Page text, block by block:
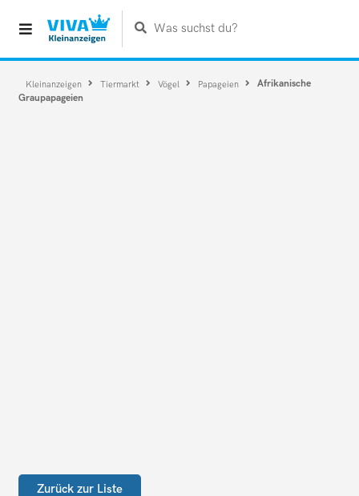
Was suchst du?
Kleinanzeigen Tiermarkt Vögel Papageien
Afrikanische
Graupapageien
Zurück zur Liste